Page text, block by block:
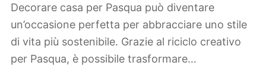
Decorare casa per Pasqua può diventare
un’occasione perfetta per abbracciare uno stile
di vita più sostenibile. Grazie al riciclo creativo
per Pasqua, è possibile trasformare…